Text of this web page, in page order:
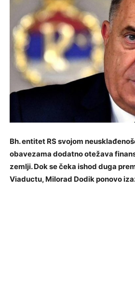
Bh. entitet RS svojom
obavezama dodatno otežava
zemlji. Dok se čeka ishod duga
Viaductu, Milorad Dodik ponovo